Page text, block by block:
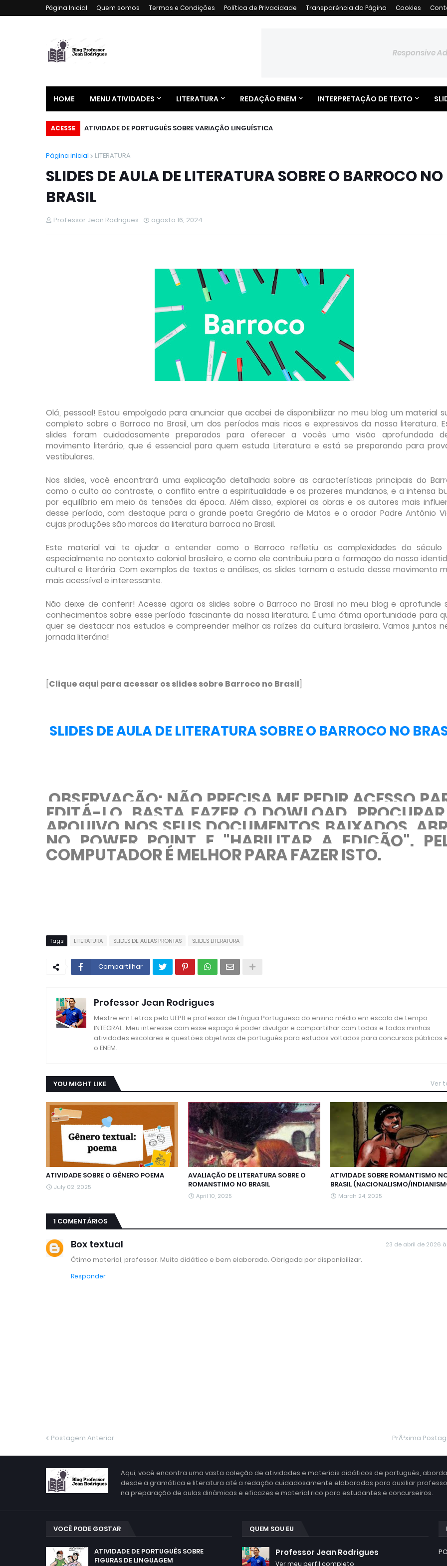
Página Inicial Quem somos Termos e Condições Política de Privacidade Transparência da Página Cookies
Responsive
HOME MENU ATIVIDADES LITERATURA REDAÇÃO ENEM INTERPRETAÇÃO DE TEXTO
ACESSE ATIVIDADE DE PORTUGUÊS SOBRE VARIAÇÃO LINGUÍSTICA
Página inicial LITERATURA
SLIDES DE AULA DE LITERATURA SOBRE O BARROCO NO
BRASIL
Professor Jean Rodrigues agosto 16, 2024
Olá, pessoal! Estou empolgado para anunciar que acabei de disponibilizar no meu blog um material
completo sobre o Barroco no Brasil, um dos períodos mais ricos e expressivos da nossa literatura.
slides foram cuidadosamente preparados para oferecer a vocês uma visão aprofundada
movimento literário, que é essencial para quem estuda Literatura e está se preparando para
vestibulares.
Nos slides, você encontrará uma explicação detalhada sobre as características principais do
como o culto ao contraste, o conflito entre a espiritualidade e os prazeres mundanos, e a intensa
por equilíbrio em meio às tensões da época. Além disso, explorei as obras e os autores mais
desse período, com destaque para o grande poeta Gregório de Matos e o orador Padre Antônio
cujas produções são marcos da literatura barroca no Brasil.
Este material vai te ajudar a entender como o Barroco refletiu as complexidades do século
especialmente no contexto colonial brasileiro, e como ele contribuiu para a formação da nossa
cultural e literária. Com exemplos de textos e análises, os slides tornam o estudo desse movimento
mais acessível e interessante.
Não deixe de conferir! Acesse agora os slides sobre o Barroco no Brasil no meu blog e aprofunde
conhecimentos sobre esse período fascinante da nossa literatura. É uma ótima oportunidade para
quer se destacar nos estudos e compreender melhor as raízes da cultura brasileira. Vamos juntos
jornada literária!
[Clique aqui para acessar os slides sobre Barroco no Brasil]
SLIDES DE AULA DE LITERATURA SOBRE O BARROCO NO
OBSERVAÇÃO: NÃO PRECISA ME PEDIR ACESSO
EDITÁ-LO. BASTA FAZER O DOWLOAD,
ARQUIVO NOS SEUS DOCUMENTOS BAIXADOS,
NO POWER POINT E "HABILITAR A EDIÇÃO".
COMPUTADOR É MELHOR PARA FAZER ISTO.
Tags LITERATURA SLIDES DE AULAS PRONTAS SLIDES LITERATURA
Compartilhar
Professor Jean Rodrigues
Mestre em Letras pela UEPB e professor de Língua Portuguesa do ensino médio em escola de tempo
INTEGRAL. Meu interesse com esse espaço é poder divulgar e compartilhar com todas e todos minhas
atividades escolares e questões objetivas de português para estudos voltados para concursos públicos
o ENEM.
YOU MIGHT LIKE Ver
ATIVIDADE SOBRE O GÊNERO POEMA
July 02, 2025
AVALIAÇÃO DE LITERATURA SOBRE O
ROMANSTIMO NO BRASIL
April 10, 2025
ATIVIDADE SOBRE ROMANTISMO
BRASIL (NACIONALISMO/
March 24, 2025
1 COMENTÁRIOS
Box textual 23 de abril de 2026 às
Ótimo material, professor. Muito didático e bem elaborado. Obrigada por disponibilizar.
Responder
Postagem Anterior PrÃ³xima
Aqui, você encontra uma vasta coleção de atividades e materiais didáticos de português,
desde a gramática e literatura até a redação cuidadosamente elaborados para auxiliar
na preparação de aulas dinâmicas e eficazes e material rico para estudantes e concurseiros.
VOCÊ PODE GOSTAR
ATIVIDADE DE PORTUGUÊS SOBRE
FIGURAS DE LINGUAGEM
QUEM SOU EU
Professor Jean Rodrigues
Ver meu perfil completo